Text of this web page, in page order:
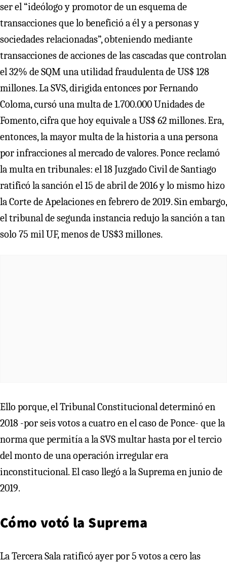
ser el “ideólogo y promotor de un esquema de
transacciones que lo benefició a él y a personas y
sociedades relacionadas”, obteniendo mediante
transacciones de acciones de las cascadas que controlan
el 32% de SQM una utilidad fraudulenta de US$ 128
millones. La SVS, dirigida entonces por Fernando
Coloma, cursó una multa de 1.700.000 Unidades de
Fomento, cifra que hoy equivale a US$ 62 millones. Era,
entonces, la mayor multa de la historia a una persona
por infracciones al mercado de valores. Ponce reclamó
la multa en tribunales: el 18 Juzgado Civil de Santiago
ratificó la sanción el 15 de abril de 2016 y lo mismo hizo
la Corte de Apelaciones en febrero de 2019. Sin embargo,
el tribunal de segunda instancia redujo la sanción a tan
solo 75 mil UF, menos de US$3 millones.
Ello porque, el Tribunal Constitucional determinó en
2018 -por seis votos a cuatro en el caso de Ponce- que la
norma que permitía a la SVS multar hasta por el tercio
del monto de una operación irregular era
inconstitucional. El caso llegó a la Suprema en junio de
2019.
Cómo votó la Suprema
La Tercera Sala ratificó ayer por 5 votos a cero las